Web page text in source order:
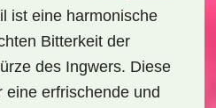
ist eine harmonische
Bitterkeit der
des Ingwers. Diese
eine erfrischende und